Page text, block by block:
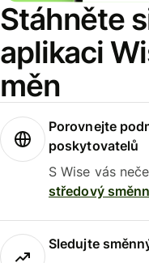
Stáhněte
aplikaci
měn
Porovnejte
poskytovatelů
S Wise vás
středový
Sledujte